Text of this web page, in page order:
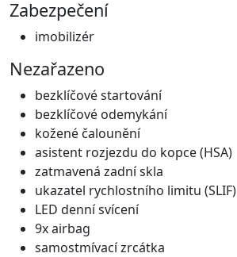
Zabezpečení
imobilizér
Nezařazeno
bezklíčové startování
bezklíčové odemykání
kožené čalounění
asistent rozjezdu do kopce (HSA)
zatmavená zadní skla
ukazatel rychlostního limitu (SLIF)
LED denní svícení
9x airbag
samostmívací zrcátka